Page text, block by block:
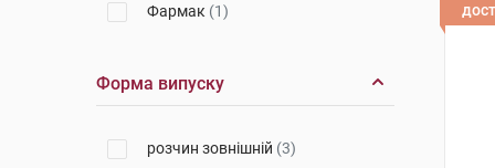
Фармак (1)
Енк'юб Етікалз
Форма випуску
розчин зовнішній (3)